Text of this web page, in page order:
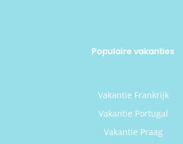
Populaire vakanties
Vakantie Frankrijk
Vakantie Portugal
Vakantie Praag